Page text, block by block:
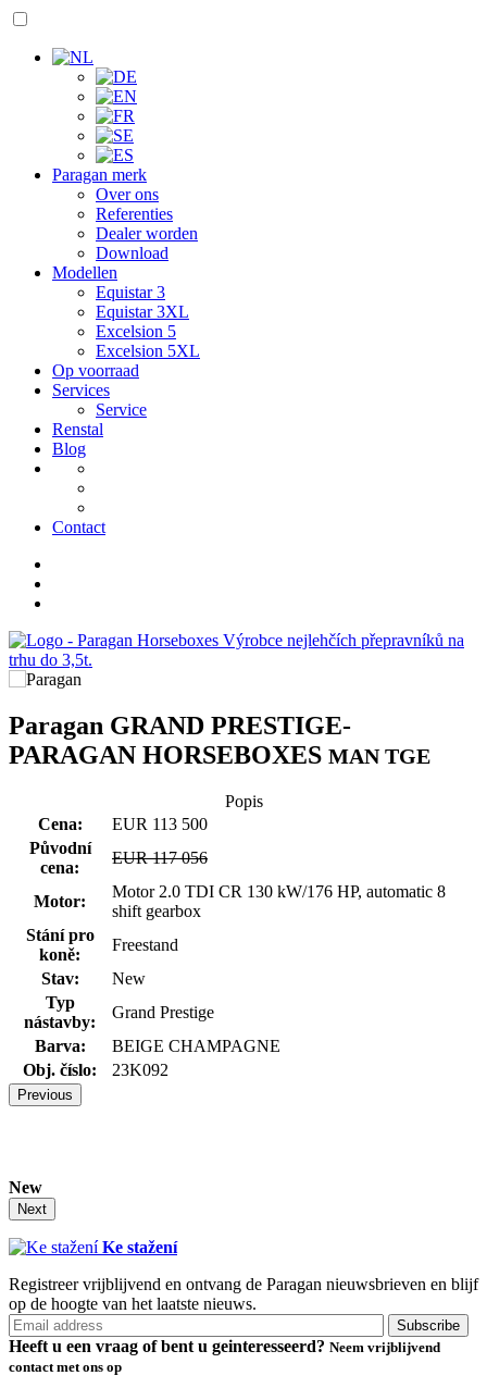
Paragan merk
Over ons
Referenties
Dealer worden
Download
Modellen
Equistar 3
Equistar 3XL
Excelsion 5
Excelsion 5XL
Op voorraad
Services
Service
Renstal
Blog
Contact
Paragan GRAND PRESTIGE-
PARAGAN HORSEBOXES MAN TGE
Popis
Cena:
EUR 113 500
Původní
cena:
EUR 117 056
Motor:
Motor 2.0 TDI CR 130 kW/176 HP, automatic 8
shift gearbox
Stání pro
koně:
Freestand
Stav:
New
Typ
nástavby:
Grand Prestige
Barva:
BEIGE CHAMPAGNE
Obj. číslo:
23K092
Previous
New
Next
Ke stažení
Registreer vrijblijvend en ontvang de Paragan nieuwsbrieven en blijf
op de hoogte van het laatste nieuws.
Heeft u een vraag of bent u geinteresseerd? Neem vrijblijvend
contact met ons op